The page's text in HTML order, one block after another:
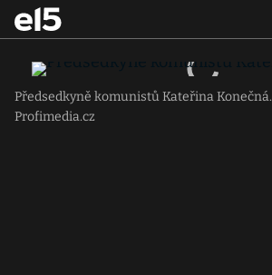
Předsedkyně komunistů Kateřina Konečná.
Profimedia.cz